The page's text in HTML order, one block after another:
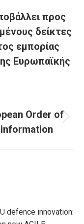
προς
δείκτες
εμπορίας
Ευρωπαϊκής
Order of
defence innovation: